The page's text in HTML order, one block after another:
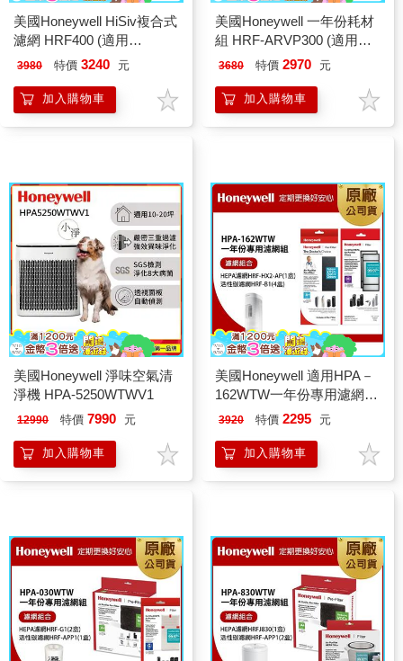
美國Honeywell HiSiv複合式
濾網 HRF400 (適用
HPA400WTW )
3980 特價 3240 元
加入購物車
美國Honeywell 一年份耗材
組 HRF-ARVP300 (適用
HPA300/HPA5350)
3680 特價 2970 元
加入購物車
美國Honeywell 淨味空氣清
淨機 HPA-5250WTWV1
12990 特價 7990 元
加入購物車
美國Honeywell 適用HPA－
162WTW一年份專用濾網組
（HEPA濾網HRF－HX2－
HRF－B1x4）
3920 特價 2295 元
加入購物車